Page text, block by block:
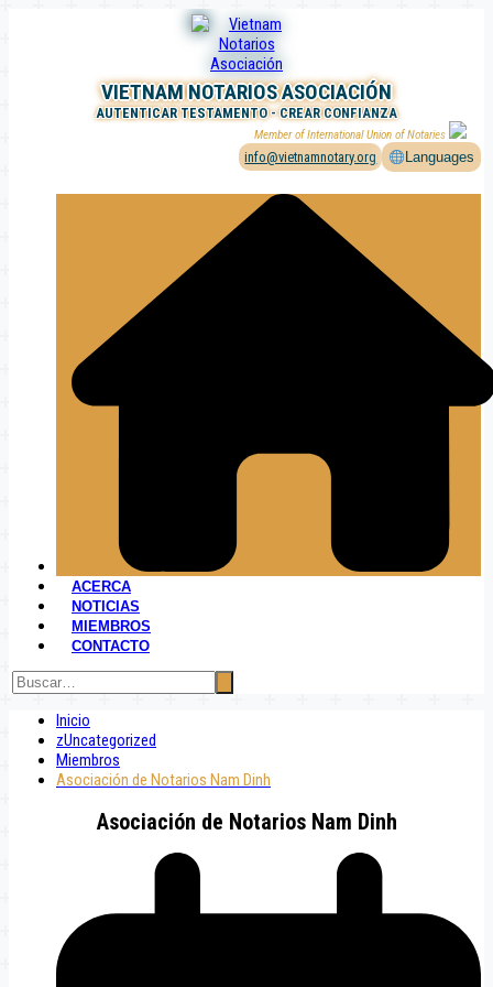
VIETNAM NOTARIOS ASOCIACIÓN
AUTENTICAR TESTAMENTO - CREAR CONFIANZA
Member of International Union of Notaries
info@vietnamnotary.org Languages
ACERCA
NOTICIAS
MIEMBROS
CONTACTO
Inicio
zUncategorized
Miembros
Asociación de Notarios Nam Dinh
Asociación de Notarios Nam Dinh